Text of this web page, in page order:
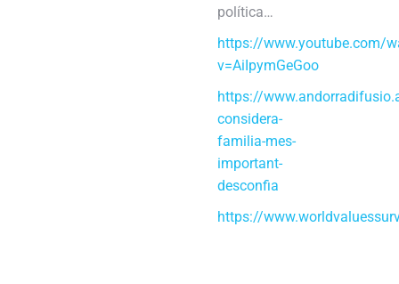
política…
https://www.youtube.com/
v=AiIpymGeGoo
https://
considera-
familia-mes-
important-
desconfia
https://